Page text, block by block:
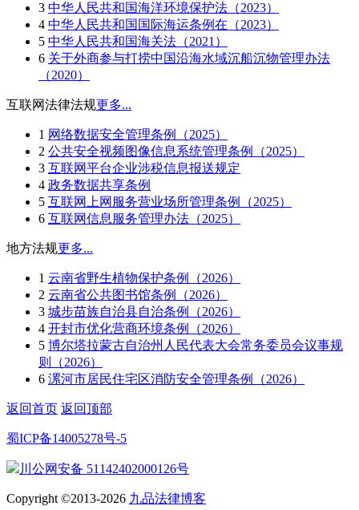
3 中华人民共和国海洋环境保护法（2023）
4 中华人民共和国国际海运条例在（2023）
5 中华人民共和国海关法（2021）
6 关于外商参与打捞中国沿海水域沉船沉物管理办法
（2020）
互联网法律法规更多...
1 网络数据安全管理条例（2025）
2 公共安全视频图像信息系统管理条例（2025）
3 互联网平台企业涉税信息报送规定
4 政务数据共享条例
5 互联网上网服务营业场所管理条例（2025）
6 互联网信息服务管理办法（2025）
地方法规更多...
1 云南省野生植物保护条例（2026）
2 云南省公共图书馆条例（2026）
3 城步苗族自治县自治条例（2026）
4 开封市优化营商环境条例（2026）
5 博尔塔拉蒙古自治州人民代表大会常务委员会议事规
则（2026）
6 漯河市居民住宅区消防安全管理条例（2026）
返回首页 返回顶部
蜀ICP备14005278号-5
川公网安备 51142402000126号
Copyright ©2013-2026 九品法律博客